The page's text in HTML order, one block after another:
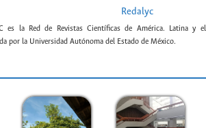
Redalyc
es la Red de Revistas Científicas de América. Latina y
por la Universidad Autónoma del Estado de México.